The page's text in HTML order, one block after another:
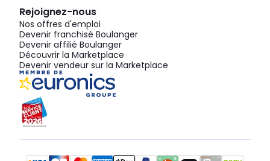
Rejoignez-nous
Nos offres d'emploi
Devenir franchisé Boulanger
Devenir affilié Boulanger
Découvrir la Marketplace
Devenir vendeur sur la Marketplace